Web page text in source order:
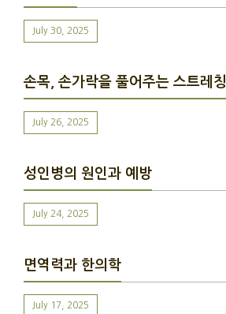
July 30, 2025
손목, 손가락을 풀어주는 스트레칭
July 26, 2025
성인병의 원인과 예방
July 24, 2025
면역력과 한의학
July 17, 2025